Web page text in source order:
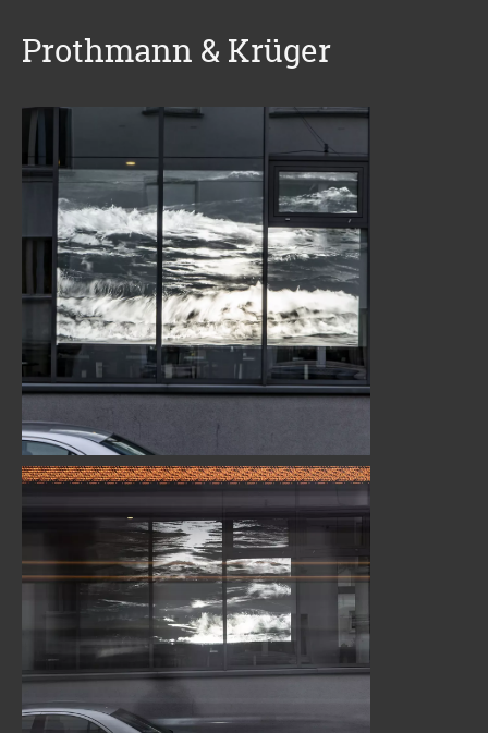
Prothmann & Krüger